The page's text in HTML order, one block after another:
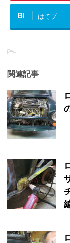
B! はてブ
-
関連記事